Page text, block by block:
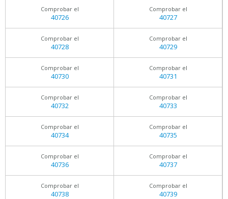
Comprobar el
40726
Comprobar el
40727
Comprobar el
40728
Comprobar el
40729
Comprobar el
40730
Comprobar el
40731
Comprobar el
40732
Comprobar el
40733
Comprobar el
40734
Comprobar el
40735
Comprobar el
40736
Comprobar el
40737
Comprobar el
40738
Comprobar el
40739